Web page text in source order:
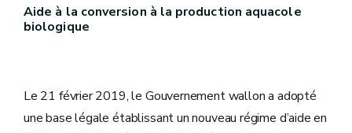
Aide à la conversion à la production aquacole
biologique
Le 21 février 2019, le Gouvernement wallon a adopté
une base légale établissant un nouveau régime d’aide en